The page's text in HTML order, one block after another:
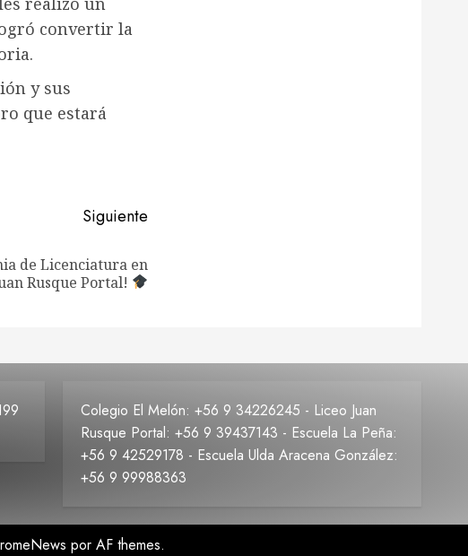
convertir la
y sus
que estará
Siguiente
de Licenciatura en
Rusque Portal!
Colegio El Melón: +56 9 34226245 - Liceo Juan
Rusque Portal: +56 9 39437143 - Escuela La Peña:
+56 9 42529178 - Escuela Ulda Aracena González:
+56 9 99988363
por AF themes.